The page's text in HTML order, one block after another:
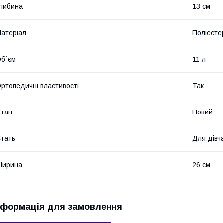
13 см
11 л
властивості Так
Новий
Для
26 см
для замовлення